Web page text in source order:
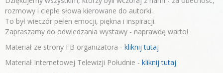
rozmowy i ciepłe słowa kierowane do autorki.
To był wieczór pełen emocji, piękna i inspiracji.
Zapraszamy do odwiedzania wystawy - naprawdę warto!
Materiał ze strony FB organizatora - kliknij tutaj
Materiał Internetowej Telewizji Południe - kliknij tutaj